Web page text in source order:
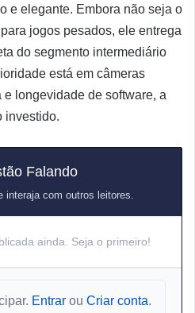
e elegante. Embora não seja o
jogos pesados, ele entrega
do segmento intermediário
está em câmeras
longevidade de software, a
investido.
Falando
com outros leitores.
ainda. Seja o primeiro!
Entrar ou Criar conta.